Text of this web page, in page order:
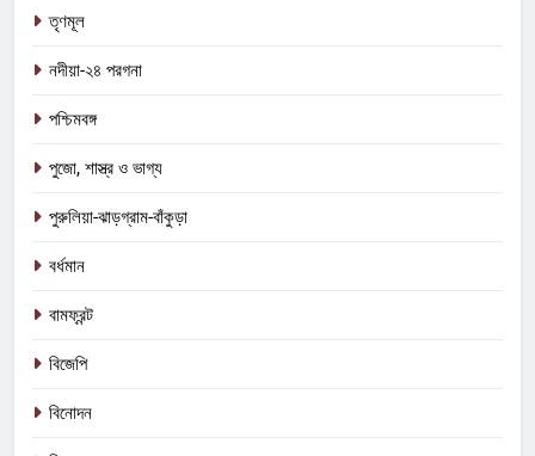
তৃণমূল
নদীয়া-২৪ পরগনা
পশ্চিমবঙ্গ
পুজো, শাস্ত্র ও ভাগ্য
পুরুলিয়া-ঝাড়গ্রাম-বাঁকুড়া
বর্ধমান
বামফ্রন্ট
বিজেপি
বিনোদন